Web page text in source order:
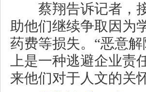
蔡翔告诉记者，接
助他们继续争取因为
药费等损失。“恶意
上是一种逃避企业
来他们对于人文的关